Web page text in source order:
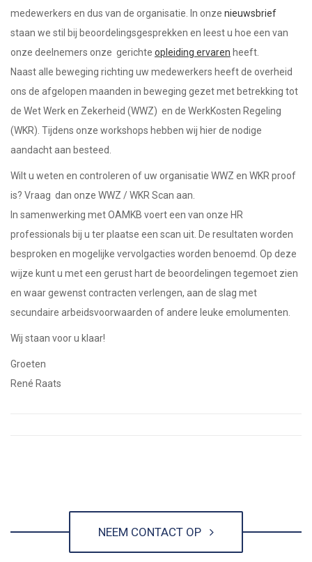
medewerkers en dus van de organisatie. In onze nieuwsbrief
staan we stil bij beoordelingsgesprekken en leest u hoe een van
onze deelnemers onze gerichte opleiding ervaren heeft.
Naast alle beweging richting uw medewerkers heeft de overheid
ons de afgelopen maanden in beweging gezet met betrekking tot
de Wet Werk en Zekerheid (WWZ) en de WerkKosten Regeling
(WKR). Tijdens onze workshops hebben wij hier de nodige
aandacht aan besteed.
Wilt u weten en controleren of uw organisatie WWZ en WKR proof
is? Vraag dan onze WWZ / WKR Scan aan.
In samenwerking met OAMKB voert een van onze HR
professionals bij u ter plaatse een scan uit. De resultaten worden
besproken en mogelijke vervolgacties worden benoemd. Op deze
wijze kunt u met een gerust hart de beoordelingen tegemoet zien
en waar gewenst contracten verlengen, aan de slag met
secundaire arbeidsvoorwaarden of andere leuke emolumenten.
Wij staan voor u klaar!
Groeten
René Raats
NEEM CONTACT OP